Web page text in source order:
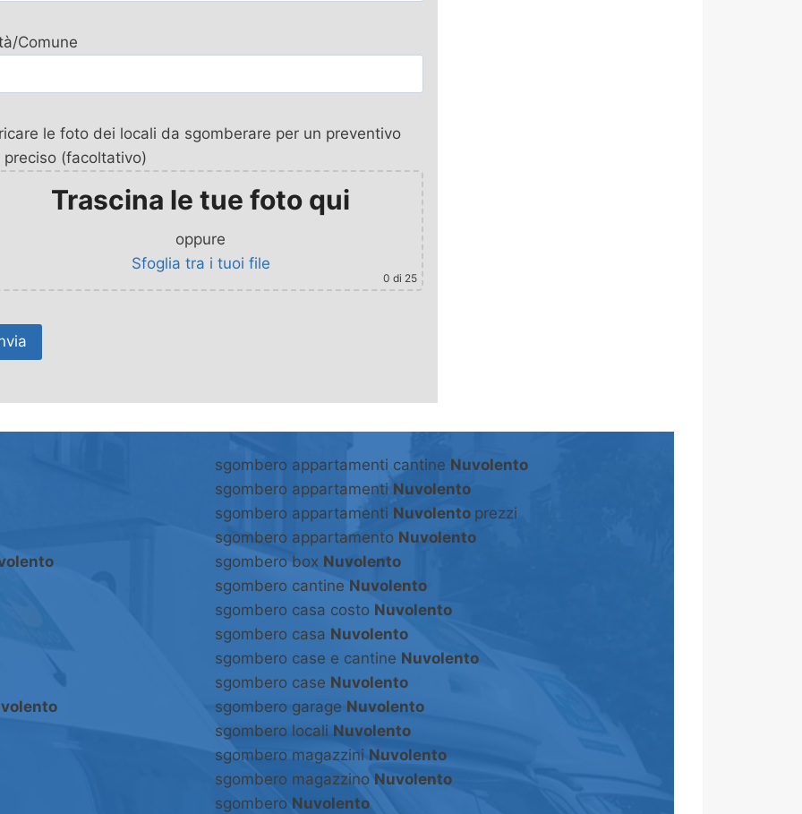
Comune
le foto dei locali da sgomberare per un preventivo
preciso (facoltativo)
Trascina le tue foto qui
oppure
Sfoglia tra i tuoi file
0 di 25
sgombero appartamenti cantine Nuvolento
sgombero appartamenti Nuvolento
sgombero appartamenti Nuvolento prezzi
sgombero appartamento Nuvolento
sgombero box Nuvolento
sgombero cantine Nuvolento
sgombero casa costo Nuvolento
sgombero casa Nuvolento
sgombero case e cantine Nuvolento
sgombero case Nuvolento
sgombero garage Nuvolento
sgombero locali Nuvolento
sgombero magazzini Nuvolento
sgombero magazzino Nuvolento
sgombero Nuvolento